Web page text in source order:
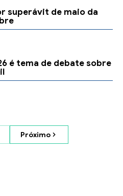
superávit de maio da
é tema de debate sobre
Próximo